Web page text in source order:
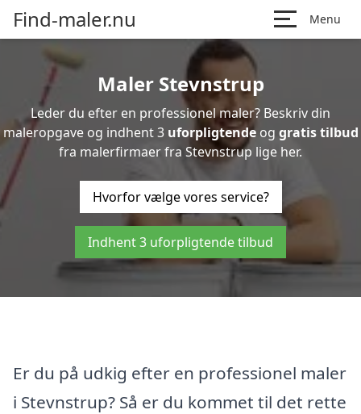
Find-maler.nu Menu
Maler Stevnstrup
Leder du efter en professionel maler? Beskriv din
maleropgave og indhent 3 uforpligtendeog gratis tilbud
fra malerfirmaer fra Stevnstrup lige her.
Hvorfor vælge vores service?
Indhent 3 uforpligtende tilbud
Er du på udkig efter en professionel maler
i Stevnstrup? Så er du kommet til det rette